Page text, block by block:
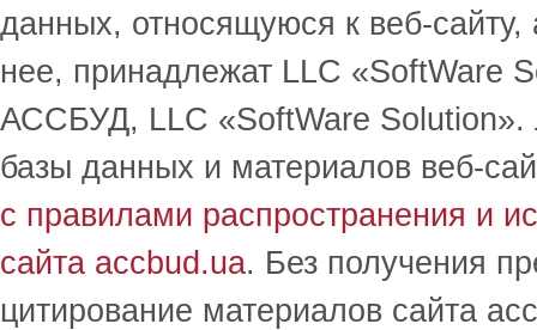
данных, относящуюся к веб-
нее, принадлежат LLC
АССБУД, LLC «SoftWare Solution».
базы данных и материалов веб-
с правилами распространения и
сайта accbud.ua. Без получения
цитирование материалов сайта